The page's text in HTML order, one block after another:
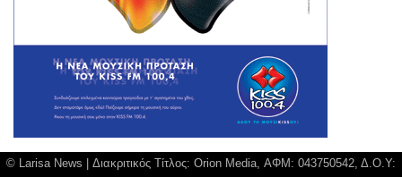
© Larisa News | Διακριτικός Τίτλος: Orion Media, ΑΦΜ: 043750542, Δ.Ο.Υ: